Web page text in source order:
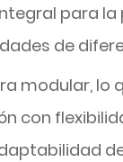
para
de
modular, lo
con